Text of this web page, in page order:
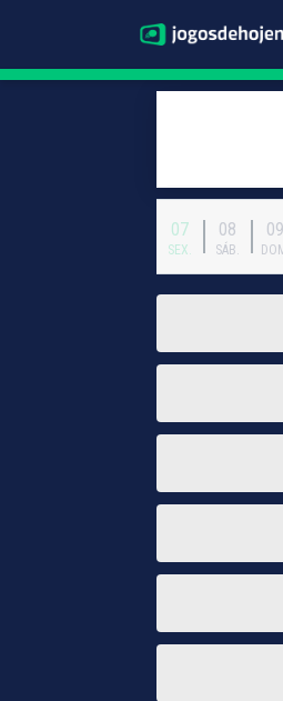
07
SEX.
08
SÁB.
09